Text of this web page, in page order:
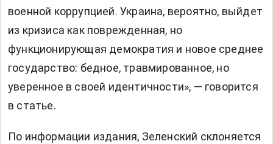
военной коррупцией. Украина, вероятно, выйдет
из кризиса как поврежденная, но
функционирующая демократия и новое среднее
государство: бедное, травмированное, но
уверенное в своей идентичности», — говорится
в статье.
По информации издания, Зеленский склоняется